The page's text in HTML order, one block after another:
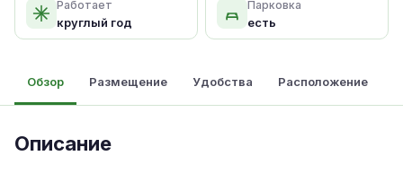
Работает
круглый год
Парковка
есть
Обзор Размещение Удобства Расположение
Описание